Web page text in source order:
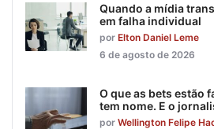
Quando a mídia
em falha individual
por Elton Daniel Leme
6 de agosto de 2026
O que as bets estão
tem nome. E o
por Wellington Felipe